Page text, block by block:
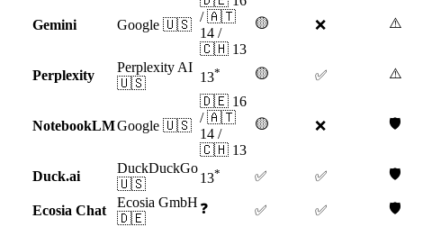
Gemini Google 🇺🇸
/ 🇦🇹
14 /
🇨🇭 13
🟡 ❌ ⚠️
Perplexity
Perplexity AI
🇺🇸
13* 🟡 ✅ ⚠️
NotebookLMGoogle 🇺🇸
🇩🇪 16
/ 🇦🇹
14 /
🇨🇭 13
🟡 ❌ 🛡️
Duck.ai
DuckDuckGo
🇺🇸
13* ✅ ✅ 🛡️
Ecosia Chat
Ecosia GmbH
🇩🇪
❓ ✅ ✅ 🛡️